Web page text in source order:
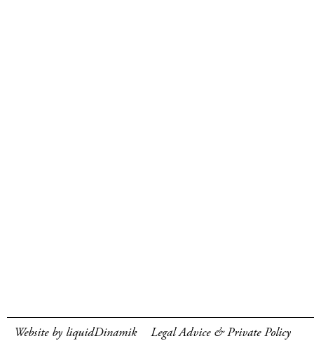
Website by liquidDinamik Legal Advice & Private Policy